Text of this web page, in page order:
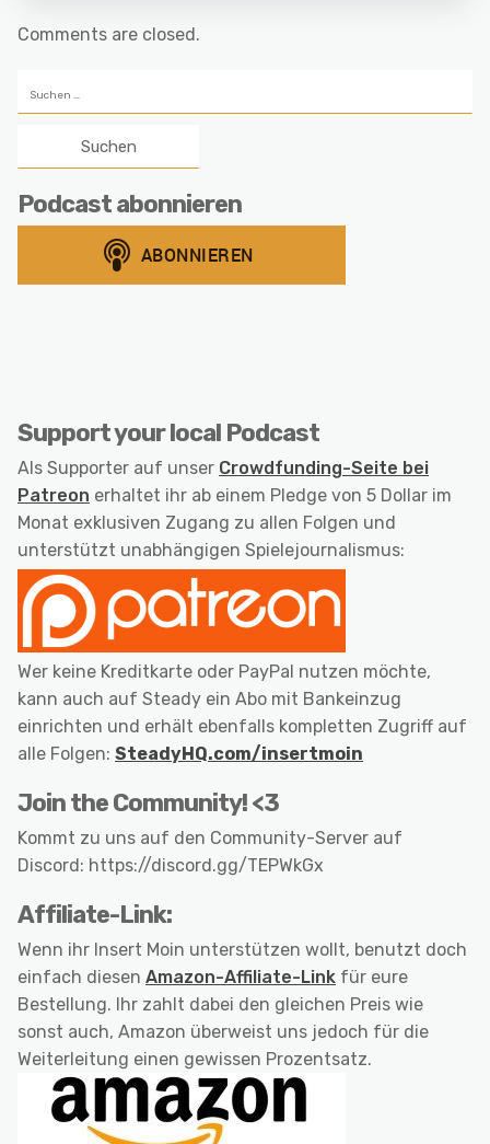
Comments are closed.
nach:
Podcast abonnieren
Support your local Podcast
Als Supporter auf unser Crowdfunding-Seite bei
Patreon erhaltet ihr ab einem Pledge von 5 Dollar im
Monat exklusiven Zugang zu allen Folgen und
unterstützt unabhängigen Spielejournalismus:
Wer keine Kreditkarte oder PayPal nutzen möchte,
kann auch auf Steady ein Abo mit Bankeinzug
einrichten und erhält ebenfalls kompletten Zugriff auf
alle Folgen: SteadyHQ.com/insertmoin
Join the Community! <3
Kommt zu uns auf den Community-Server auf
Discord: https://discord.gg/TEPWkGx
Affiliate-Link:
Wenn ihr Insert Moin unterstützen wollt, benutzt doch
einfach diesen Amazon-Affiliate-Link für eure
Bestellung. Ihr zahlt dabei den gleichen Preis wie
sonst auch, Amazon überweist uns jedoch für die
Weiterleitung einen gewissen Prozentsatz.